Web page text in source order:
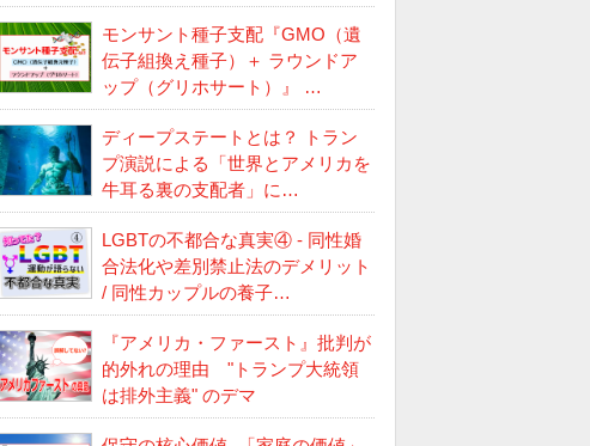
モンサント種子支配『GMO（遺
伝子組換え種子）＋ ラウンドア
ップ（グリホサート）』 …
ディープステートとは？ トラン
プ演説による「世界とアメリカを
牛耳る裏の支配者」に…
LGBTの不都合な真実④ - 同性婚
合法化や差別禁止法のデメリット
/ 同性カップルの養子…
『アメリカ・ファースト』批判が
的外れの理由 "トランプ大統領
は排外主義" のデマ